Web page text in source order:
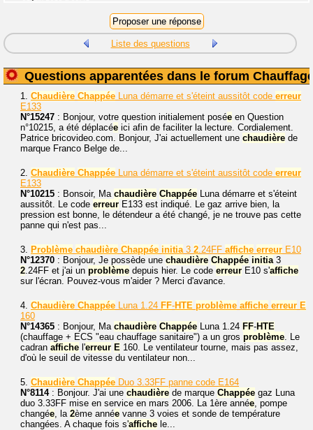
Liste des questions
Questions apparentées dans le forum
1. Chaudière Chappée Luna démarre et s'éteint aussitôt code erreur
E133
N°15247 : Bonjour, votre question initialement posée en Question
n°10215, a été déplacée ici afin de faciliter la lecture. Cordialement.
Patrice bricovideo.com. Bonjour, J'ai actuellement une chaudière de
marque Franco Belge de...
2. Chaudière Chappée Luna démarre et s'éteint aussitôt code erreur
E133
N°10215 : Bonsoir, Ma chaudière Chappée Luna démarre et s'éteint
aussitôt. Le code erreur E133 est indiqué. Le gaz arrive bien, la
pression est bonne, le détendeur a été changé, je ne trouve pas cette
panne qui n'est pas...
3. Problème chaudière Chappée initia3 2.24FF affiche erreur E10
N°12370 : Bonjour, Je possède une chaudière Chappée initia3
2.24FF et j'ai un problème depuis hier. Le code erreur E10 s'affiche
sur l'écran. Pouvez-vous m'aider ? Merci d'avance.
4. Chaudière Chappée Luna 1.24 FF-HTE problème affiche erreur E
160
N°14365 : Bonjour, Ma chaudière Chappée Luna 1.24 FF-HTE
(chauffage + ECS "eau chauffage sanitaire") a un gros problème. Le
cadran affiche l'erreur E 160. Le ventilateur tourne, mais pas assez,
d'où le seuil de vitesse du ventilateur non...
5. Chaudière Chappée Duo 3.33FF panne code E164
N°8114: Bonjour. J'ai une chaudière de marque Chappée gaz Luna
duo 3.33FF mise en service en mars 2006. La 1ère année, pompe
changée, la 2ème année vanne 3 voies et sonde de température
changées. A chaque fois s'affiche le...